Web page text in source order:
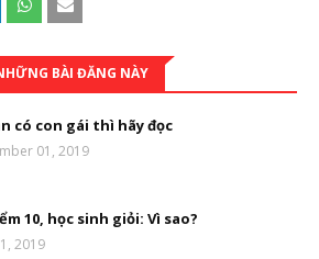
BÀI ĐĂNG NÀY
có con gái thì hãy đọc
01, 2019
10, học sinh giỏi: Vì sao?
2019